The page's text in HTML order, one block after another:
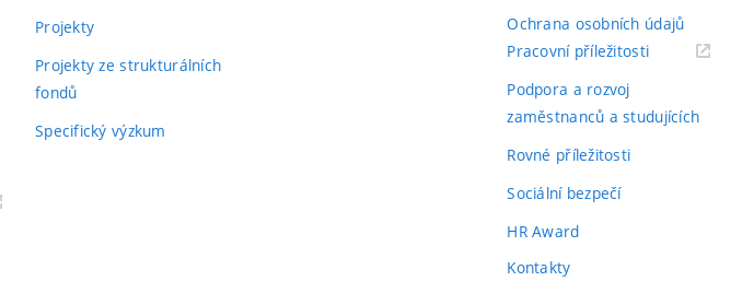
Projekty
Projekty ze strukturálních
fondů
Specifický výzkum
Ochrana osobních údajů
Pracovní příležitosti(externí
Podpora a rozvoj
zaměstnanců a studujících
Rovné příležitosti
Sociální bezpečí
HR Award
Kontakty